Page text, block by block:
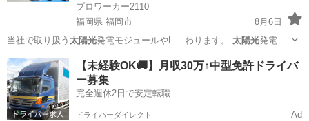
プロワーカー2110
福岡県 福岡市
8月6日
当社で取り扱う 太陽光発電モジュールやL… わります。 太陽光発電設
備やLED照…
福岡 福岡市 電気 業務
【未経験OK🚚】月収30万↑中型免許ドライバ
ー募集
完全週休2日で安定転職
ドライバーダイレクト Ad